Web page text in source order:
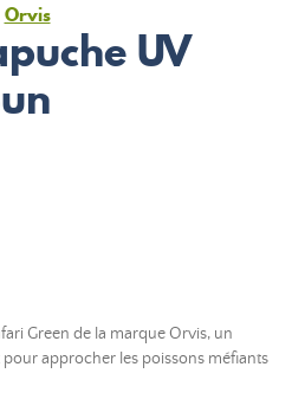
Orvis
UV
Green de la marque Orvis, un
approcher les poissons méfiants